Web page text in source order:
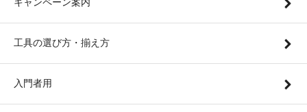
キャンペーン案内
工具の選び方・揃え方
入門者用